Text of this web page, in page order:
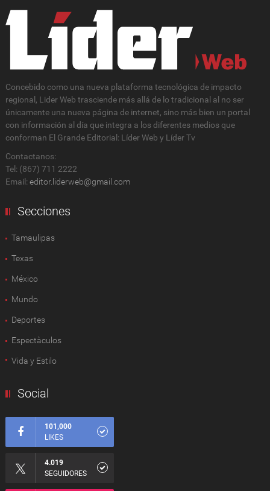
Concebido como una nueva plataforma tecnológica de impacto
regional, Lider Web trasciende más allá de lo tradicional al no ser
únicamente una nueva página de internet, sino más bien un portal
con información al día que integra a los diferentes medios que
conforman El Grande Editorial: Líder Web y Líder Tv
Contactanos:
Tel: (867) 711 2222
Email: editor.liderweb@gmail.com
Secciones
Tamaulipas
Texas
México
Mundo
Deportes
Espectàculos
Vida y Estilo
Social
101,000
LIKES
4.019
SEGUIDORES